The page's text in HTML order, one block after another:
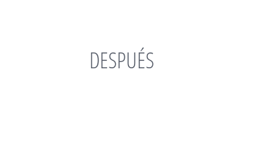
DESPUÉS